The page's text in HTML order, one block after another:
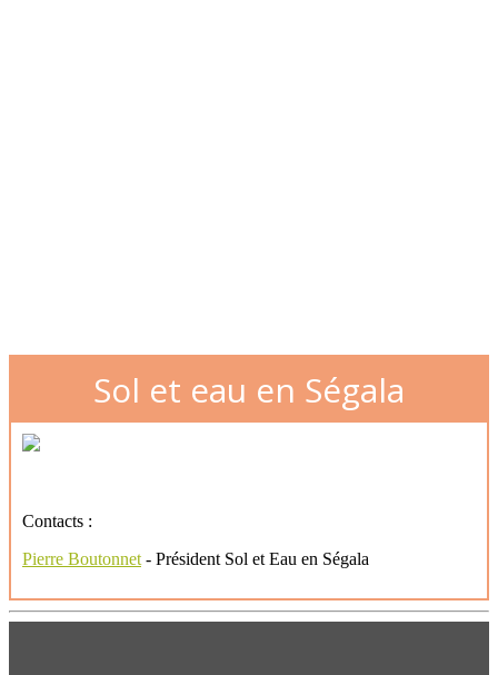
Sol et eau en Ségala
Contacts :
Pierre Boutonnet - Président Sol et Eau en Ségala